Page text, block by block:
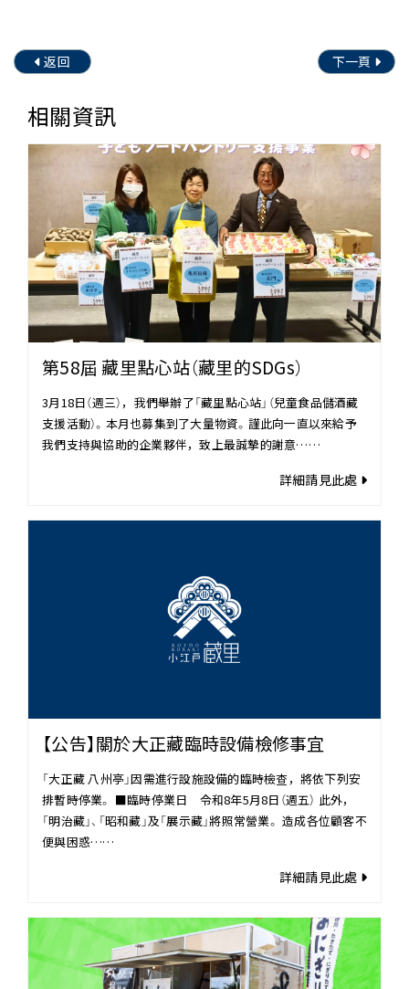
返回 下一頁
相關資訊
第58屆 藏里點心站（藏里的SDGs）
3月18日（週三），我們舉辦了「藏里點心站」（兒童食品儲酒藏
支援活動）。本月也募集到了大量物資。謹此向一直以來給予
我們支持與協助的企業夥伴，致上最誠摯的謝意……
詳細請見此處
【公告】關於大正藏臨時設備檢修事宜
「大正藏 八州亭」因需進行設施設備的臨時檢查，將依下列安
排暫時停業。 ■臨時停業日 令和8年5月8日（週五） 此外，
「明治藏」、「昭和藏」及「展示藏」將照常營業。 造成各位顧客不
便與困惑……
詳細請見此處